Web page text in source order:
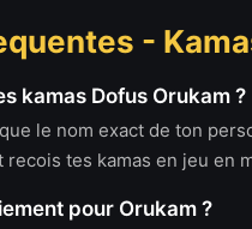
-
kamas Dofus Orukam ?
le nom exact de ton
recois tes kamas en jeu en
pour Orukam ?